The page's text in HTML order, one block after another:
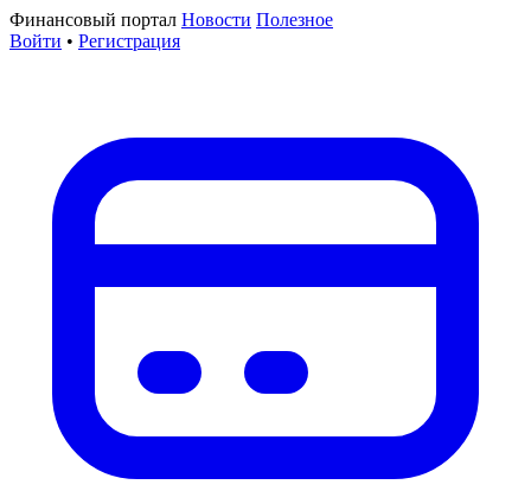
Финансовый портал Новости Полезное
Войти • Регистрация